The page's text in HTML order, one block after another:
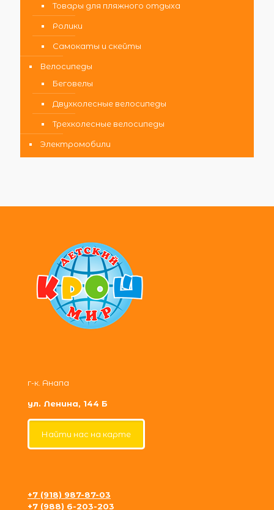
Товары для пляжного отдыха
Ролики
Самокаты и скейты
Велосипеды
Беговелы
Двухколесные велосипеды
Трехколесные велосипеды
Электромобили
г-к. Анапа
ул. Ленина, 144 Б
Найти нас на карте
+7 (918) 987-87-03
+7 (988) 6-203-203